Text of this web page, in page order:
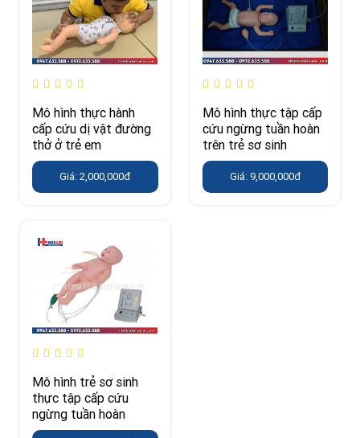
Mô hình thực hành
cấp cứu dị vật đường
thở ở trẻ em
Giá: 2,000,000đ
Mô hình thực tập cấp
cứu ngừng tuần hoàn
trên trẻ sơ sinh
Giá: 9,000,000đ
Mô hình trẻ sơ sinh
thực tập cấp cứu
ngừng tuần hoàn